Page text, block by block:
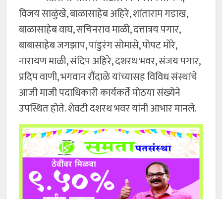
विजय साळुंखे, बाळासाहेब अहिरे, शांताराम गडाख,
बाळासाहेब वाघ, सचिनराव माळी, दत्तात्रय पगार,
बाबासाहेब जगझाप, पांडुरंग सोमासे, पोपट मोरे,
नारायण माळी, संदिप अहिरे, दशरथ भवर, संजय पगार,
प्रदिप वाणी, भगवान रौंदाळे यांच्यासह विविध संस्थांचे
आजी माजी पदाधिकारी कार्यकर्ते मोठया संख्येने
उपस्थित होते. शेवटी दशरथ भवर यांनी आभार मानले.